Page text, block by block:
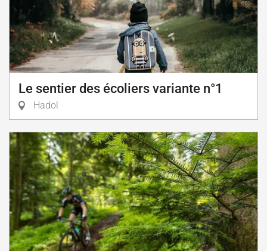
Le sentier des écoliers variante n°1
Hadol